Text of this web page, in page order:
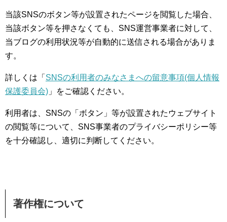
当該SNSのボタン等が設置されたページを閲覧した場合、
当該ボタン等を押さなくても、SNS運営事業者に対して、
当ブログの利用状況等が自動的に送信される場合がありま
す。
詳しくは「 SNSの利用者のみなさまへの留意事項(個人情報
保護委員会) 」をご確認ください。
利用者は、SNSの「ボタン」等が設置されたウェブサイト
の閲覧等について、SNS事業者のプライバシーポリシー等
を十分確認し、適切に判断してください。
著作権について